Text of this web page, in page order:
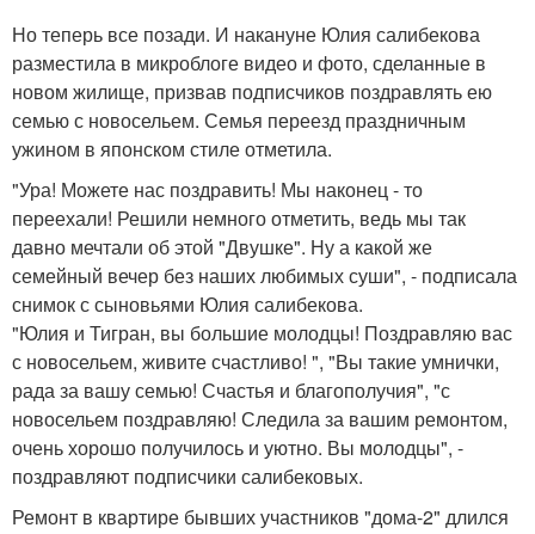
Но теперь все позади. И накануне Юлия салибекова
разместила в микроблоге видео и фото, сделанные в
новом жилище, призвав подписчиков поздравлять ею
семью с новосельем. Семья переезд праздничным
ужином в японском стиле отметила.
"Ура! Можете нас поздравить! Мы наконец - то
переехали! Решили немного отметить, ведь мы так
давно мечтали об этой "Двушке". Ну а какой же
семейный вечер без наших любимых суши", - подписала
снимок с сыновьями Юлия салибекова.
"Юлия и Тигран, вы большие молодцы! Поздравляю вас
с новосельем, живите счастливо! ", "Вы такие умнички,
рада за вашу семью! Счастья и благополучия", "с
новосельем поздравляю! Следила за вашим ремонтом,
очень хорошо получилось и уютно. Вы молодцы", -
поздравляют подписчики салибековых.
Ремонт в квартире бывших участников "дома-2" длился